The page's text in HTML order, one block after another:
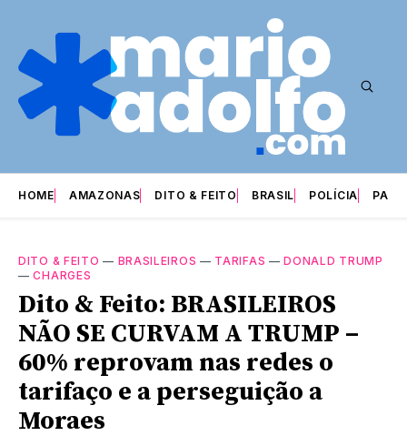
HOME AMAZONAS DITO & FEITO BRASIL POLÍCIA
DITO & FEITO — BRASILEIROS — TARIFAS —DONALD TRUMP
—CHARGES
Dito & Feito: BRASILEIROS
NÃO SE CURVAM A TRUMP –
60% reprovam nas redes o
tarifaço e a perseguição a
Moraes